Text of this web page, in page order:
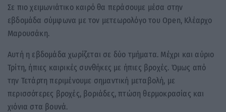
Σε πιο χειμωνιάτικο καιρό θα περάσουμε μέσα στην
εβδομάδα σύμφωνα με τον μετεωρολόγο του Open, Κλέαρχο
Μαρουσάκη.
Αυτή η εβδομάδα χωρίζεται σε δύο τμήματα. Μέχρι και αύριο
Τρίτη, ήπιες καιρικές συνθήκες με ήπιες βροχές. Όμως από
την Τετάρτη περιμένουμε σημαντική μεταβολή, με
περισσότερες βροχές, βοριάδες, πτώση θερμοκρασίας και
χιόνια στα βουνά.